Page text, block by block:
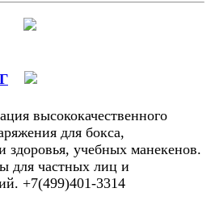
высококачественного
для бокса,
здоровья, учебных манекенов.
для частных лиц и
+7(499)401-3314